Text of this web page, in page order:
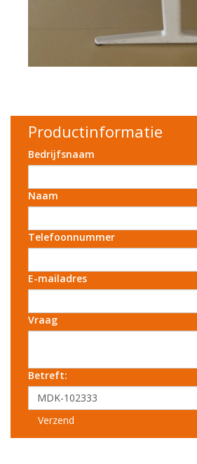
Productinformatie
Bedrijfsnaam
Naam
Telefoonnummer
E-mailadres
Vraag
Betreft:
Verzend